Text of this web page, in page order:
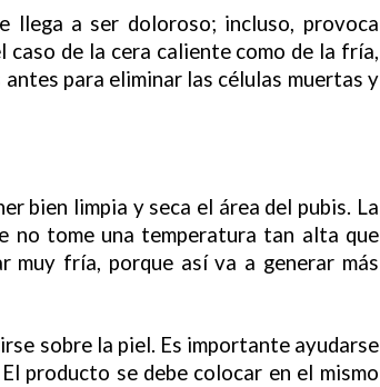
llega a ser doloroso; incluso, provoca
de la cera caliente como de la fría,
para eliminar las células muertas y
bien limpia y seca el área del pubis. La
no tome una temperatura tan alta que
muy fría, porque así va a generar más
sobre la piel. Es importante ayudarse
producto se debe colocar en el mismo